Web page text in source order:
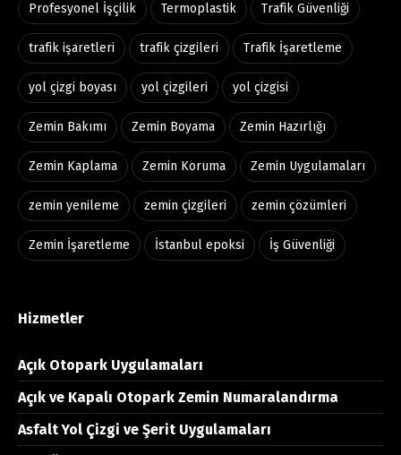
Profesyonel İşçilik Termoplastik Trafik Güvenliği
trafik işaretleri trafik çizgileri Trafik İşaretleme
yol çizgi boyası yol çizgileri yol çizgisi
Zemin Bakımı Zemin Boyama Zemin Hazırlığı
Zemin Kaplama Zemin Koruma Zemin Uygulamaları
zemin yenileme zemin çizgileri zemin çözümleri
Zemin İşaretleme İstanbul epoksi İş Güvenliği
Hizmetler
Açık Otopark Uygulamaları
Açık ve Kapalı Otopark Zemin Numaralandırma
Asfalt Yol Çizgi ve Şerit Uygulamaları